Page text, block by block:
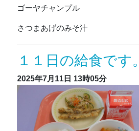
ゴーヤチャンプル
さつまあげのみそ汁
１１日の給食です。
2025年7月11日 13時05分